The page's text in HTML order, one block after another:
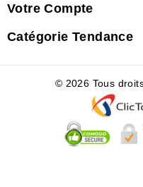
Votre Compte
Catégorie Tendance
© 2026 Tous